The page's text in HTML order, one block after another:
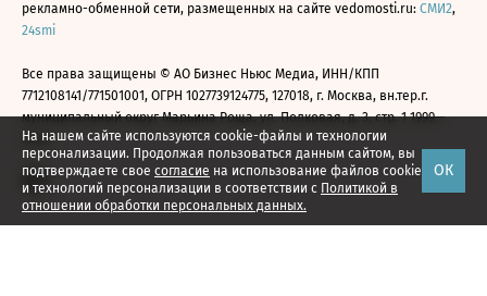
На нашем сайте используются cookie-файлы и технологии
персонализации. Продолжая пользоваться данным сайтом, вы
подтверждаете свое согласие на использование файлов cookie
и технологий персонализации в соответствии с Политикой в
отношении обработки персональных данных.
ОК
рекламно-обменной сети, размещенных на сайте vedomosti.ru: СМИ2,
24smi
Все права защищены © АО Бизнес Ньюс Медиа, ИНН/КПП
7712108141/771501001, ОГРН 1027739124775, 127018, г. Москва, вн.тер.г.
муниципальный округ Марьина Роща, ул. Полковая, д. 3, стр. 1 1999—
2026